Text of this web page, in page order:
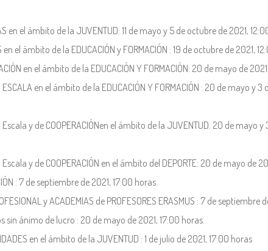
en el ámbito de la JUVENTUD: 11 de mayo y 5 de octubre de 2021,
en el ámbito de la EDUCACIÓN y FORMACIÓN : 19 de octubre de 2021,
en el ámbito de la EDUCACIÓN Y FORMACIÓN: 20 de mayo de
ESCALA en el ámbito de la EDUCACIÓN Y FORMACIÓN : 20 de mayo y
Escala y de COOPERACIÓNen el ámbito de la JUVENTUD: 20 de mayo
Escala y de COOPERACIÓN en el ámbito del DEPORTE: 20 de mayo de
: 7 de septiembre de 2021, 17:00 horas
y ACADEMIAS de PROFESORES ERASMUS : 7 de septiembre
ánimo de lucro : 20 de mayo de 2021, 17:00 horas.
en el ámbito de la JUVENTUD : 1 de julio de 2021, 17:00 horas